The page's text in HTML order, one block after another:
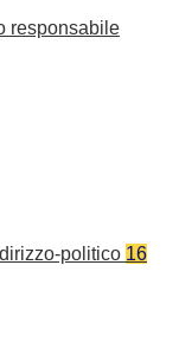
responsabile
politico 16